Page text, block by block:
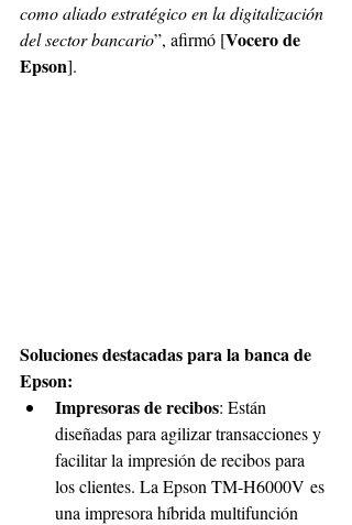
como aliado estratégico en la digitalización
del sector bancario”, afirmó [Vocero de
Epson].
Soluciones destacadas para la banca de
Epson:
Impresoras de recibos: Están
diseñadas para agilizar transacciones y
facilitar la impresión de recibos para
los clientes. La Epson TM-H6000V es
una impresora híbrida multifunción